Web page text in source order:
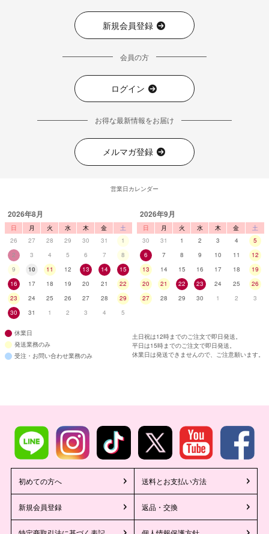
新規会員登録
会員の方
ログイン
お得な最新情報をお届け
メルマガ登録
営業日カレンダー
2026年8月
日 月 火 水 木 金
土
26
27 28 29 30 31
1
2
3 4 5 6 7
8
9
10 11 12 13 14
15
16
17 18 19 20 21
22
23
24 25 26 27 28
29
30
31 1 2 3 4 5
2026年9月
日 月 火 水 木 金
土
30
31 1 2 3 4
5
6
7 8 9 10 11
12
13
14 15 16 17 18
19
20
21 22 23 24 25
26
27
28 29 30 1 2 3
休業日
発送業務のみ
受注・お問い合わせ業務のみ
土日祝は12時までのご注文で即日発送。
平日は15時までのご注文で即日発送。
休業日は発送できませんので、ご注意願います。
初めての方へ 送料とお支払い方法
新規会員登録 返品・交換